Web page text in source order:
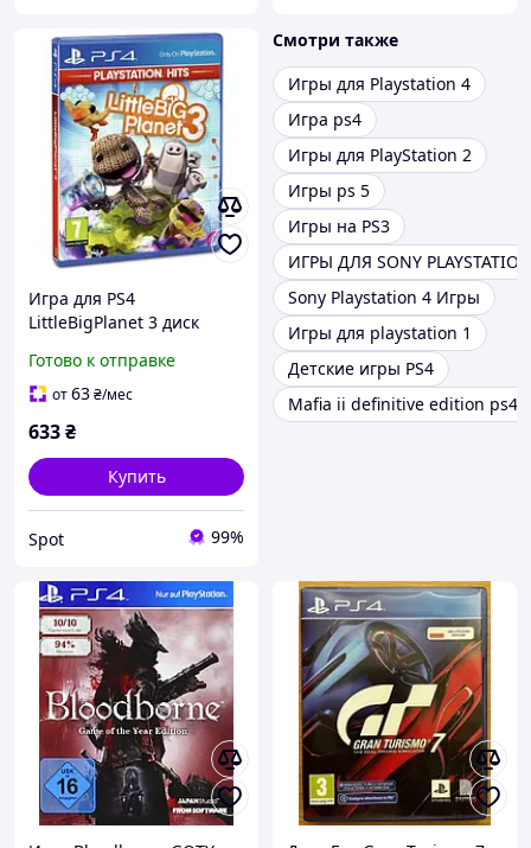
Игра для PS4
LittleBigPlanet 3 диск
платформер
кооперативный редактор
Готово к отправке
от63₴/мес
633₴
Купить
Spot 99%
Смотри также
Игры для Playstation 4
Игра ps4
Игры для PlayStation 2
Игры ps 5
Игры на PS3
ИГРЫ ДЛЯ SONY
Sony Playstation 4 Игры
Игры для playstation 1
Детские игры PS4
Mafia ii definitive edition ps4